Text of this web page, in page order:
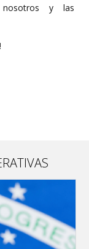
y las